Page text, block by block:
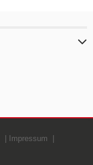
Impressum